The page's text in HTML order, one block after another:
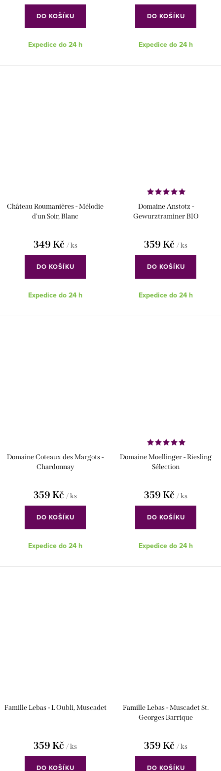
DO KOŠÍKU
Expedice do 24 h
DO KOŠÍKU
Expedice do 24 h
Château Roumanières - Mélodie
d'un Soir, Blanc
349 Kč / ks
DO KOŠÍKU
Expedice do 24 h
Domaine Anstotz -
Gewurztraminer BIO
359 Kč / ks
DO KOŠÍKU
Expedice do 24 h
Domaine Coteaux des Margots -
Chardonnay
359 Kč / ks
DO KOŠÍKU
Expedice do 24 h
Domaine Moellinger - Riesling
Sélection
359 Kč / ks
DO KOŠÍKU
Expedice do 24 h
Famille Lebas - L'Oubli, Muscadet
359 Kč / ks
DO KOŠÍKU
Famille Lebas - Muscadet St.
Georges Barrique
359 Kč / ks
DO KOŠÍKU